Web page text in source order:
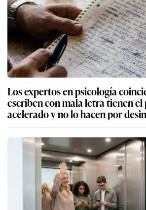
Los expertos en psicología
escriben con mala letra tienen
acelerado y no lo hacen por